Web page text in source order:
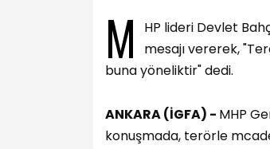
M
HP lideri Devlet
mesajı vererek,
buna yöneliktir" dedi.
ANKARA (İGFA) - MHP
konuşmada, terörle